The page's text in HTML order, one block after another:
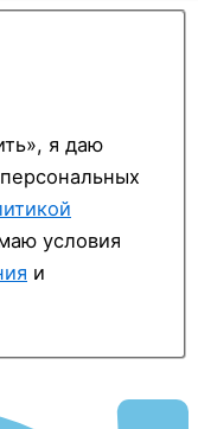
я даю
условия
и